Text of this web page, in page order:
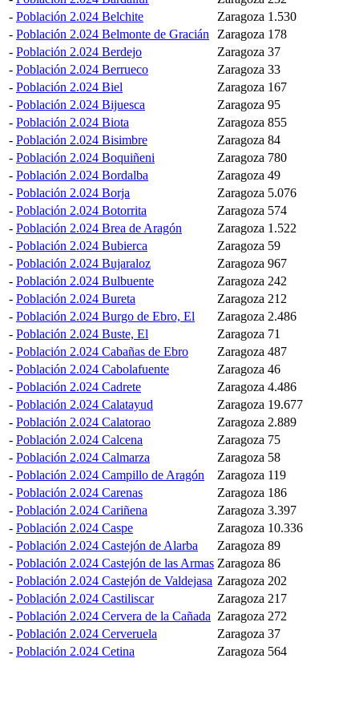
- Población 2.024 Belchite Zaragoza 1.530
- Población 2.024 Belmonte de Gracián Zaragoza 178
- Población 2.024 Berdejo Zaragoza 37
- Población 2.024 Berrueco Zaragoza 33
- Población 2.024 Biel Zaragoza 167
- Población 2.024 Bijuesca Zaragoza 95
- Población 2.024 Biota Zaragoza 855
- Población 2.024 Bisimbre Zaragoza 84
- Población 2.024 Boquiñeni Zaragoza 780
- Población 2.024 Bordalba Zaragoza 49
- Población 2.024 Borja Zaragoza 5.076
- Población 2.024 Botorrita Zaragoza 574
- Población 2.024 Brea de Aragón Zaragoza 1.522
- Población 2.024 Bubierca Zaragoza 59
- Población 2.024 Bujaraloz Zaragoza 967
- Población 2.024 Bulbuente Zaragoza 242
- Población 2.024 Bureta Zaragoza 212
- Población 2.024 Burgo de Ebro, El Zaragoza 2.486
- Población 2.024 Buste, El Zaragoza 71
- Población 2.024 Cabañas de Ebro Zaragoza 487
- Población 2.024 Cabolafuente Zaragoza 46
- Población 2.024 Cadrete Zaragoza 4.486
- Población 2.024 Calatayud Zaragoza 19.677
- Población 2.024 Calatorao Zaragoza 2.889
- Población 2.024 Calcena Zaragoza 75
- Población 2.024 Calmarza Zaragoza 58
- Población 2.024 Campillo de Aragón Zaragoza 119
- Población 2.024 Carenas Zaragoza 186
- Población 2.024 Cariñena Zaragoza 3.397
- Población 2.024 Caspe Zaragoza 10.336
- Población 2.024 Castejón de Alarba Zaragoza 89
- Población 2.024 Castejón de las Armas Zaragoza 86
- Población 2.024 Castejón de Valdejasa Zaragoza 202
- Población 2.024 Castiliscar Zaragoza 217
- Población 2.024 Cervera de la Cañada Zaragoza 272
- Población 2.024 Cerveruela Zaragoza 37
- Población 2.024 Cetina Zaragoza 564